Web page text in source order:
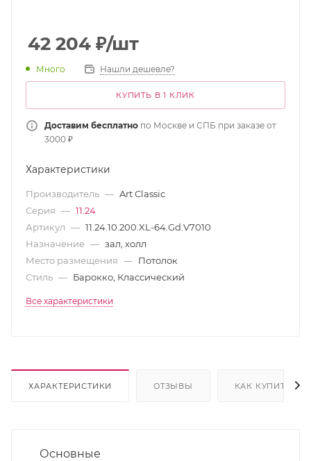
42 204 ₽/шт
Много Нашли дешевле?
КУПИТЬ В 1 КЛИК
Доставим бесплатно по Москве и СПБ при заказе от
3000 ₽
Характеристики
Производитель — Art Classic
Серия — 11.24
Артикул — 11.24.10.200.XL-64.Gd.V7010
Назначение — зал, холл
Место размещения — Потолок
Стиль — Барокко, Классический
Все характеристики
ХАРАКТЕРИСТИКИ ОТЗЫВЫ КАК КУПИТЬ
Основные